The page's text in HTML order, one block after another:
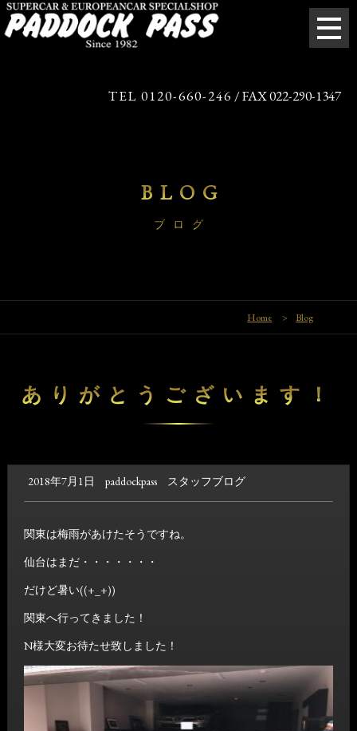
TEL 0120-660-246 / FAX 022-290-1347
BLOG
ブログ
Home > Blog
ありがとうございます！
2018年7月1日 paddockpass スタッフブログ
関東は梅雨があけたそうですね。
仙台はまだ・・・・・・・
だけど暑い((+_+))
関東へ行ってきました！
N様大変お待たせ致しました！